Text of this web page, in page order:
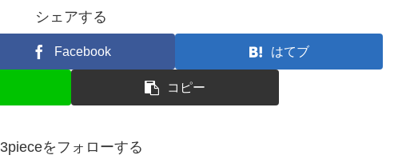
シェアする
Facebook はてブ
コピー
3pieceをフォローする